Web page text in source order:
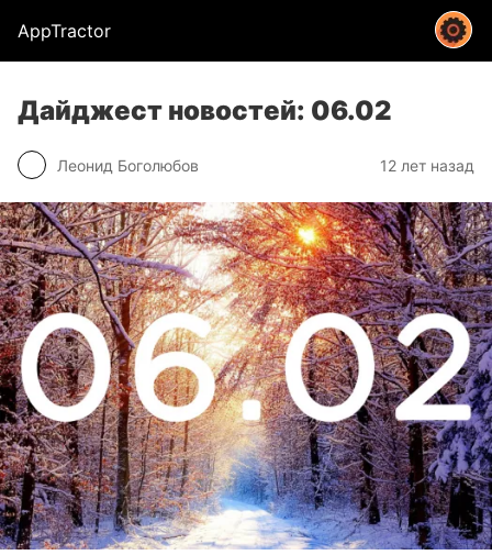
AppTractor
Дайджест новостей: 06.02
Леонид Боголюбов 12 лет назад